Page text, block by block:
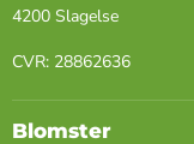
4200 Slagelse
​CVR: ​28862636
Blomster